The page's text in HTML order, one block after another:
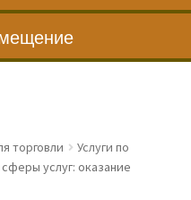
торговли
Услуги по
услуг: оказание